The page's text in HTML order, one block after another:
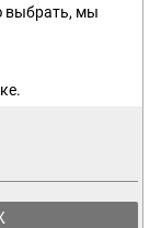
выбрать, мы